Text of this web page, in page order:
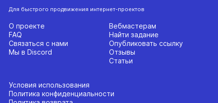
Для быстрого продвижения интернет-проектов
Вебмастерам
Найти задание
Опубликовать ссылку
Отзывы
Статьи
О проекте
FAQ
Связаться с нами
Мы в Discord
Условия использования
Политика конфиденциальности